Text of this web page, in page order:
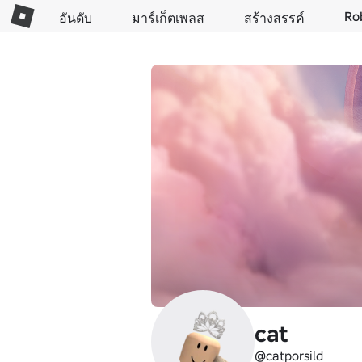
อันดับ มาร์เก็ตเพลส สร้างสรรค์
cat
@catporsild